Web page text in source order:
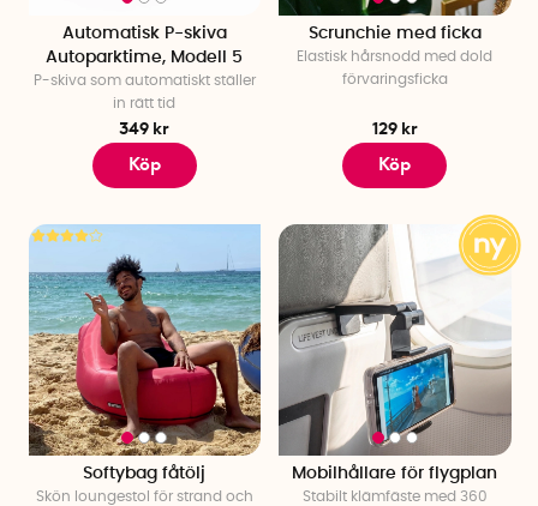
Automatisk P-skiva
Autoparktime, Modell 5
P-skiva som automatiskt ställer
in rätt tid
349 kr
Köp
Scrunchie med ficka
Elastisk hårsnodd med dold
förvaringsficka
129 kr
Köp
Softybag fåtölj
Skön loungestol för strand och
Mobilhållare för flygplan
Stabilt klämfäste med 360